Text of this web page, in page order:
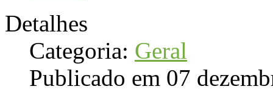
Detalhes
Categoria: Geral
Publicado em 07